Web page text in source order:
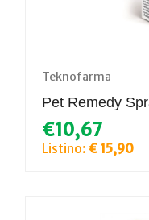
Teknofarma
Pet Remedy
€10,67
Listino: € 15,90